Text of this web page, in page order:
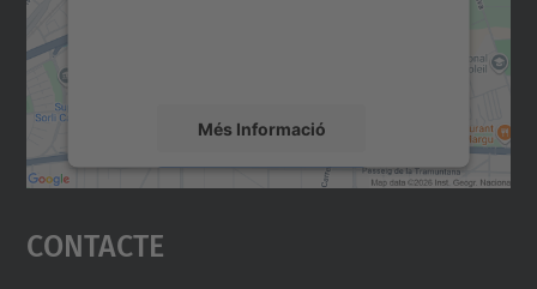
Més Informació
Accepta
powered by
Contacte